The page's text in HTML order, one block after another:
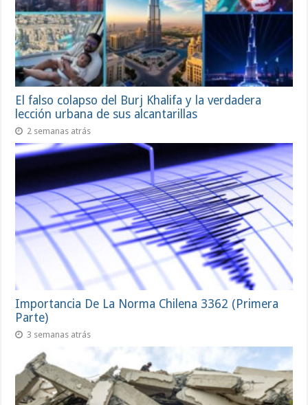
El falso colapso del Burj Khalifa y la verdadera
lección urbana de sus alcantarillas
2 semanas atrás
Importancia De La Norma Chilena 3362 (Primera
Parte)
3 semanas atrás